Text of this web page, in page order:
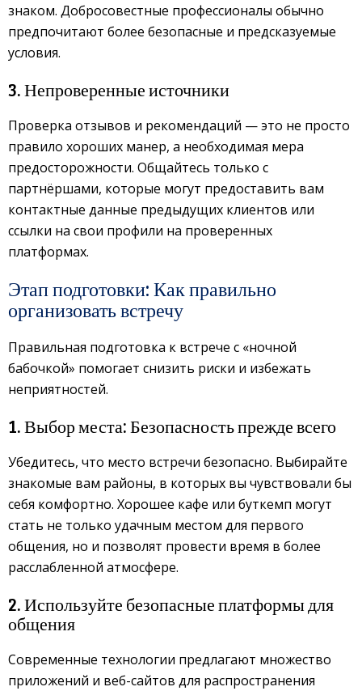
знаком. Добросовестные профессионалы обычно
предпочитают более безопасные и предсказуемые
условия.
3. Непроверенные источники
Проверка отзывов и рекомендаций — это не просто
правило хороших манер, а необходимая мера
предосторожности. Общайтесь только с
партнёршами, которые могут предоставить вам
контактные данные предыдущих клиентов или
ссылки на свои профили на проверенных
платформах.
Этап подготовки: Как правильно
организовать встречу
Правильная подготовка к встрече с «ночной
бабочкой» помогает снизить риски и избежать
неприятностей.
1. Выбор места: Безопасность прежде всего
Убедитесь, что место встречи безопасно. Выбирайте
знакомые вам районы, в которых вы чувствовали бы
себя комфортно. Хорошее кафе или буткемп могут
стать не только удачным местом для первого
общения, но и позволят провести время в более
расслабленной атмосфере.
2. Используйте безопасные платформы для
общения
Современные технологии предлагают множество
приложений и веб-сайтов для распространения